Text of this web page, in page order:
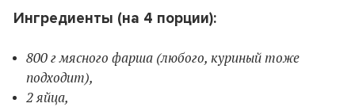
Ингредиенты (на 4 порции):
800 г мясного фарша (любого, куриный тоже
подходит),
2 яйца,